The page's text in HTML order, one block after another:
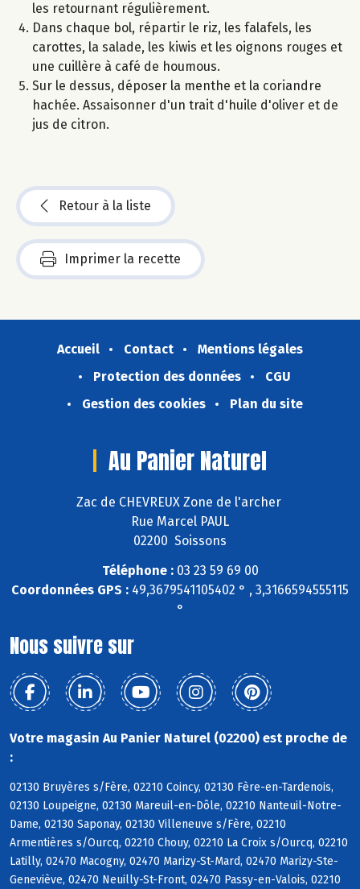
les retournant régulièrement.
Dans chaque bol, répartir le riz, les falafels, les
carottes, la salade, les kiwis et les oignons rouges et
une cuillère à café de houmous.
Sur le dessus, déposer la menthe et la coriandre
hachée. Assaisonner d'un trait d'huile d'oliver et de
jus de citron.
Retour à la liste
Imprimer la recette
Accueil Contact
Mentions légales
Protection des données
CGU
Gestion des cookies
Plan du site
Au Panier Naturel
Zac de CHEVREUX Zone de l'archer
Rue Marcel PAUL
02200 Soissons
Téléphone :03 23 59 69 00
Coordonnées GPS : 49,3679541105402 ° , 3,3166594555115
°
Nous suivre sur
Votre magasin Au Panier Naturel (02200) est proche de
:
02130 Bruyères s/Fère, 02210 Coincy, 02130 Fère-en-Tardenois,
02130 Loupeigne, 02130 Mareuil-en-Dôle, 02210 Nanteuil-Notre-
Dame, 02130 Saponay, 02130 Villeneuve s/Fère, 02210
Armentières s/Ourcq, 02210 Chouy, 02210 La Croix s/Ourcq, 02210
Latilly, 02470 Macogny, 02470 Marizy-St-Mard, 02470 Marizy-Ste-
Geneviève, 02470 Neuilly-St-Front, 02470 Passy-en-Valois, 02210